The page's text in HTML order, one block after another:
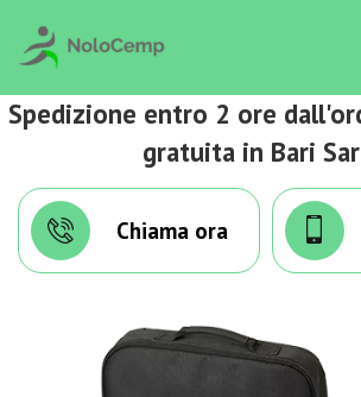
Spedizione entro 2 ore
gratuita in Bari
Chiama ora